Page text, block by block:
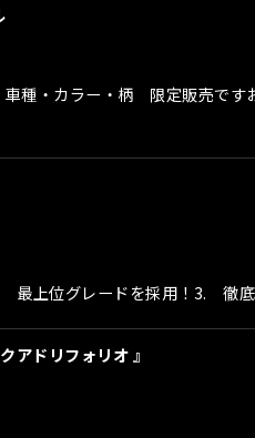
種・カラー・柄 限定販売で
最上位グレードを採用！3. 徹
ドリフォリオ 』